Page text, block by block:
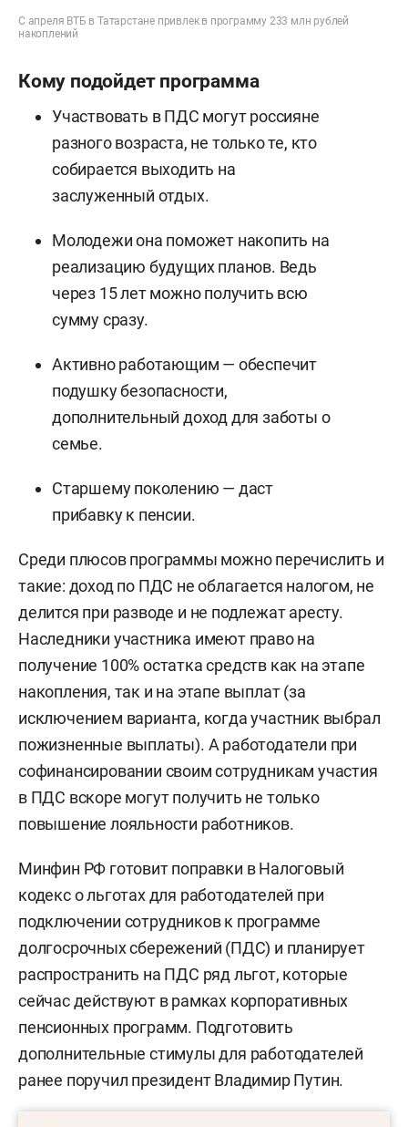
С апреля ВТБ в Татарстане привлек в программу 233 млн рублей
накоплений
Кому подойдет программа
Участвовать в ПДС могут россияне
разного возраста, не только те, кто
собирается выходить на
заслуженный отдых.
Молодежи она поможет накопить на
реализацию будущих планов. Ведь
через 15 лет можно получить всю
сумму сразу.
Активно работающим — обеспечит
подушку безопасности,
дополнительный доход для заботы о
семье.
Старшему поколению — даст
прибавку к пенсии.
Среди плюсов программы можно перечислить и
такие: доход по ПДС не облагается налогом, не
делится при разводе и не подлежат аресту.
Наследники участника имеют право на
получение 100% остатка средств как на этапе
накопления, так и на этапе выплат (за
исключением варианта, когда участник выбрал
пожизненные выплаты). А работодатели при
софинансировании своим сотрудникам участия
в ПДС вскоре могут получить не только
повышение лояльности работников.
Минфин РФ готовит поправки в Налоговый
кодекс о льготах для работодателей при
подключении сотрудников к программе
долгосрочных сбережений (ПДС) и планирует
распространить на ПДС ряд льгот, которые
сейчас действуют в рамках корпоративных
пенсионных программ. Подготовить
дополнительные стимулы для работодателей
ранее поручил президент Владимир Путин.